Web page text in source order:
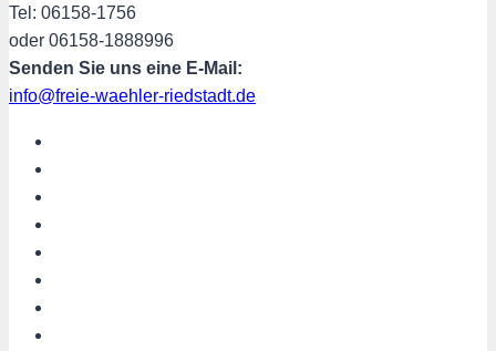
Tel: 06158-1756
oder 06158-1888996
Senden Sie uns eine E-Mail:
info@freie-waehler-riedstadt.de